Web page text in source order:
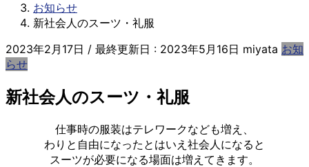
お知らせ
新社会人のスーツ・礼服
2023年2月17日 / 最終更新日 : 2023年5月16日 miyata お知
らせ
新社会人のスーツ・礼服
仕事時の服装はテレワークなども増え、
わりと自由になったとはいえ社会人になると
スーツが必要になる場面は増えてきます。